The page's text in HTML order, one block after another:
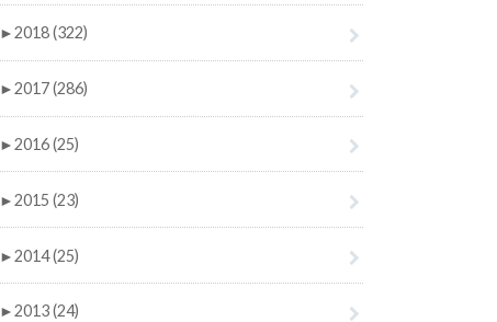
►2018 (322)
►2017 (286)
►2016 (25)
►2015 (23)
►2014 (25)
►2013 (24)